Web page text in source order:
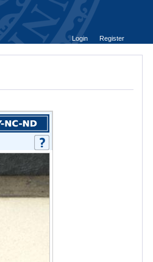
Login
Register